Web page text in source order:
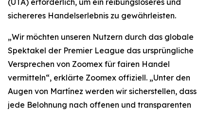
(UTA) erforderlich, um ein reibungsloseres und
sichereres Handelserlebnis zu gewährleisten.
„Wir möchten unseren Nutzern durch das globale
Spektakel der Premier League das ursprüngliche
Versprechen von Zoomex für fairen Handel
vermitteln“, erklärte Zoomex offiziell. „Unter den
Augen von Martínez werden wir sicherstellen, dass
jede Belohnung nach offenen und transparenten